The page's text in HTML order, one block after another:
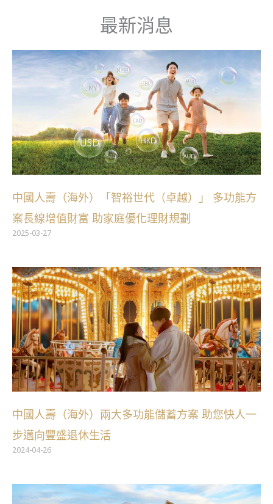
最新消息
中國人壽（海外）「智裕世代（卓越）」 多功能方
案長線增值財富 助家庭優化理財規劃
2025-03-27
中國人壽（海外）兩大多功能儲蓄方案 助您快人一
步邁向豐盛退休生活
2024-04-26